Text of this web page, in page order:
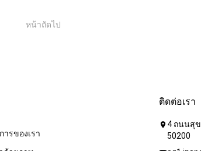
หน้าถัดไป
ารของเรา
ติดต่อเรา
location_on 4 ถนนสุข
50200